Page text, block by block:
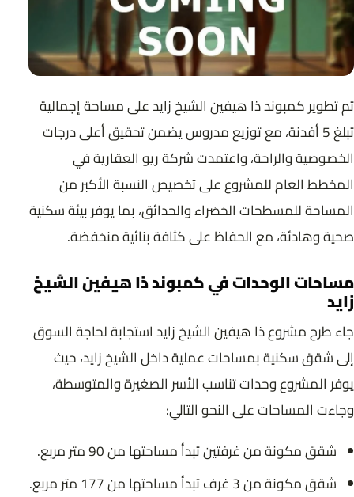
تم تطوير كمبوند ذا هيفين الشيخ زايد على مساحة إجمالية
تبلغ 5 أفدنة، مع توزيع مدروس يضمن تحقيق أعلى درجات
الخصوصية والراحة، واعتمدت شركة ريو العقارية في
المخطط العام للمشروع على تخصيص النسبة الأكبر من
المساحة للمسطحات الخضراء والحدائق، بما يوفر بيئة سكنية
صحية وهادئة، مع الحفاظ على كثافة بنائية منخفضة.
مساحات الوحدات في كمبوند ذا هيفين الشيخ
زايد
جاء طرح مشروع ذا هيفين الشيخ زايد استجابة لحاجة السوق
إلى شقق سكنية بمساحات عملية داخل الشيخ زايد، حيث
يوفر المشروع وحدات تناسب الأسر الصغيرة والمتوسطة،
وجاءت المساحات على النحو التالي:
شقق مكونة من غرفتين تبدأ مساحتها من 90 متر مربع.
شقق مكونة من 3 غرف تبدأ مساحتها من 177 متر مربع.